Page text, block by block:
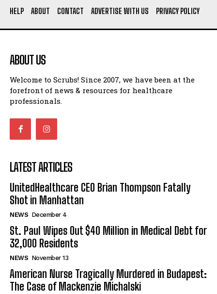
HELP ABOUT CONTACT ADVERTISE WITH US PRIVACY POLICY
ABOUT US
Welcome to Scrubs! Since 2007, we have been at the
forefront of news & resources for healthcare
professionals.
LATEST ARTICLES
UnitedHealthcare CEO Brian Thompson Fatally
Shot in Manhattan
NEWS December 4
St. Paul Wipes Out $40 Million in Medical Debt for
32,000 Residents
NEWS November 13
American Nurse Tragically Murdered in Budapest:
The Case of Mackenzie Michalski